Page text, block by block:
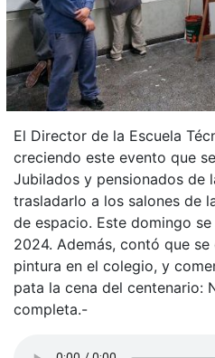
El Director de la Escuela
creciendo este evento que
Jubilados y pensionados de
trasladarlo a los salones de
de espacio. Este domingo
2024. Además, contó que
pintura en el colegio, y
pata la cena del centenario:
completa.-